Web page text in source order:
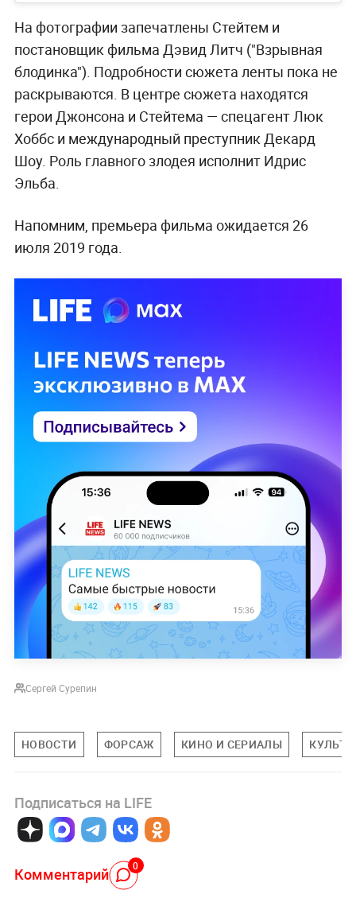
На фотографии запечатлены Стейтем и
постановщик фильма Дэвид Литч ("Взрывная
блодинка"). Подробности сюжета ленты пока не
раскрываются. В центре сюжета находятся
герои Джонсона и Стейтема — спецагент Люк
Хоббс и международный преступник Декард
Шоу. Роль главного злодея исполнит Идрис
Эльба.
Напомним, премьера фильма ожидается 26
июля 2019 года.
Сергей Сурепин
НОВОСТИ ФОРСАЖ КИНО И СЕРИАЛЫ
Подписаться на LIFE
Комментарий 0